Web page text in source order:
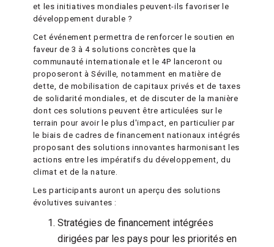
et les initiatives mondiales peuvent-ils favoriser le
développement durable ?
Cet événement permettra de renforcer le soutien en
faveur de 3 à 4 solutions concrètes que la
communauté internationale et le 4P lanceront ou
proposeront à Séville, notamment en matière de
dette, de mobilisation de capitaux privés et de taxes
de solidarité mondiales, et de discuter de la manière
dont ces solutions peuvent être articulées sur le
terrain pour avoir le plus d'impact, en particulier par
le biais de cadres de financement nationaux intégrés
proposant des solutions innovantes harmonisant les
actions entre les impératifs du développement, du
climat et de la nature.
Les participants auront un aperçu des solutions
évolutives suivantes :
Stratégies de financement intégrées
dirigées par les pays pour les priorités en